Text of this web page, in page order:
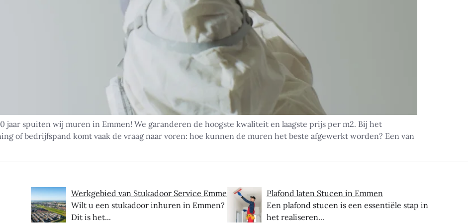
jaar spuiten wij muren in Emmen! We garanderen de hoogste kwaliteit en laagste prijs per m2. Bij het
of bedrijfspand komt vaak de vraag naar voren: hoe kunnen de muren het beste afgewerkt worden? Een van
Werkgebied van Stukadoor Service Emmen
Wilt u een stukadoor inhuren in Emmen?
Dit is het...
Plafond laten Stucen in Emmen
Een plafond stucen is een essentiële stap in
het realiseren...